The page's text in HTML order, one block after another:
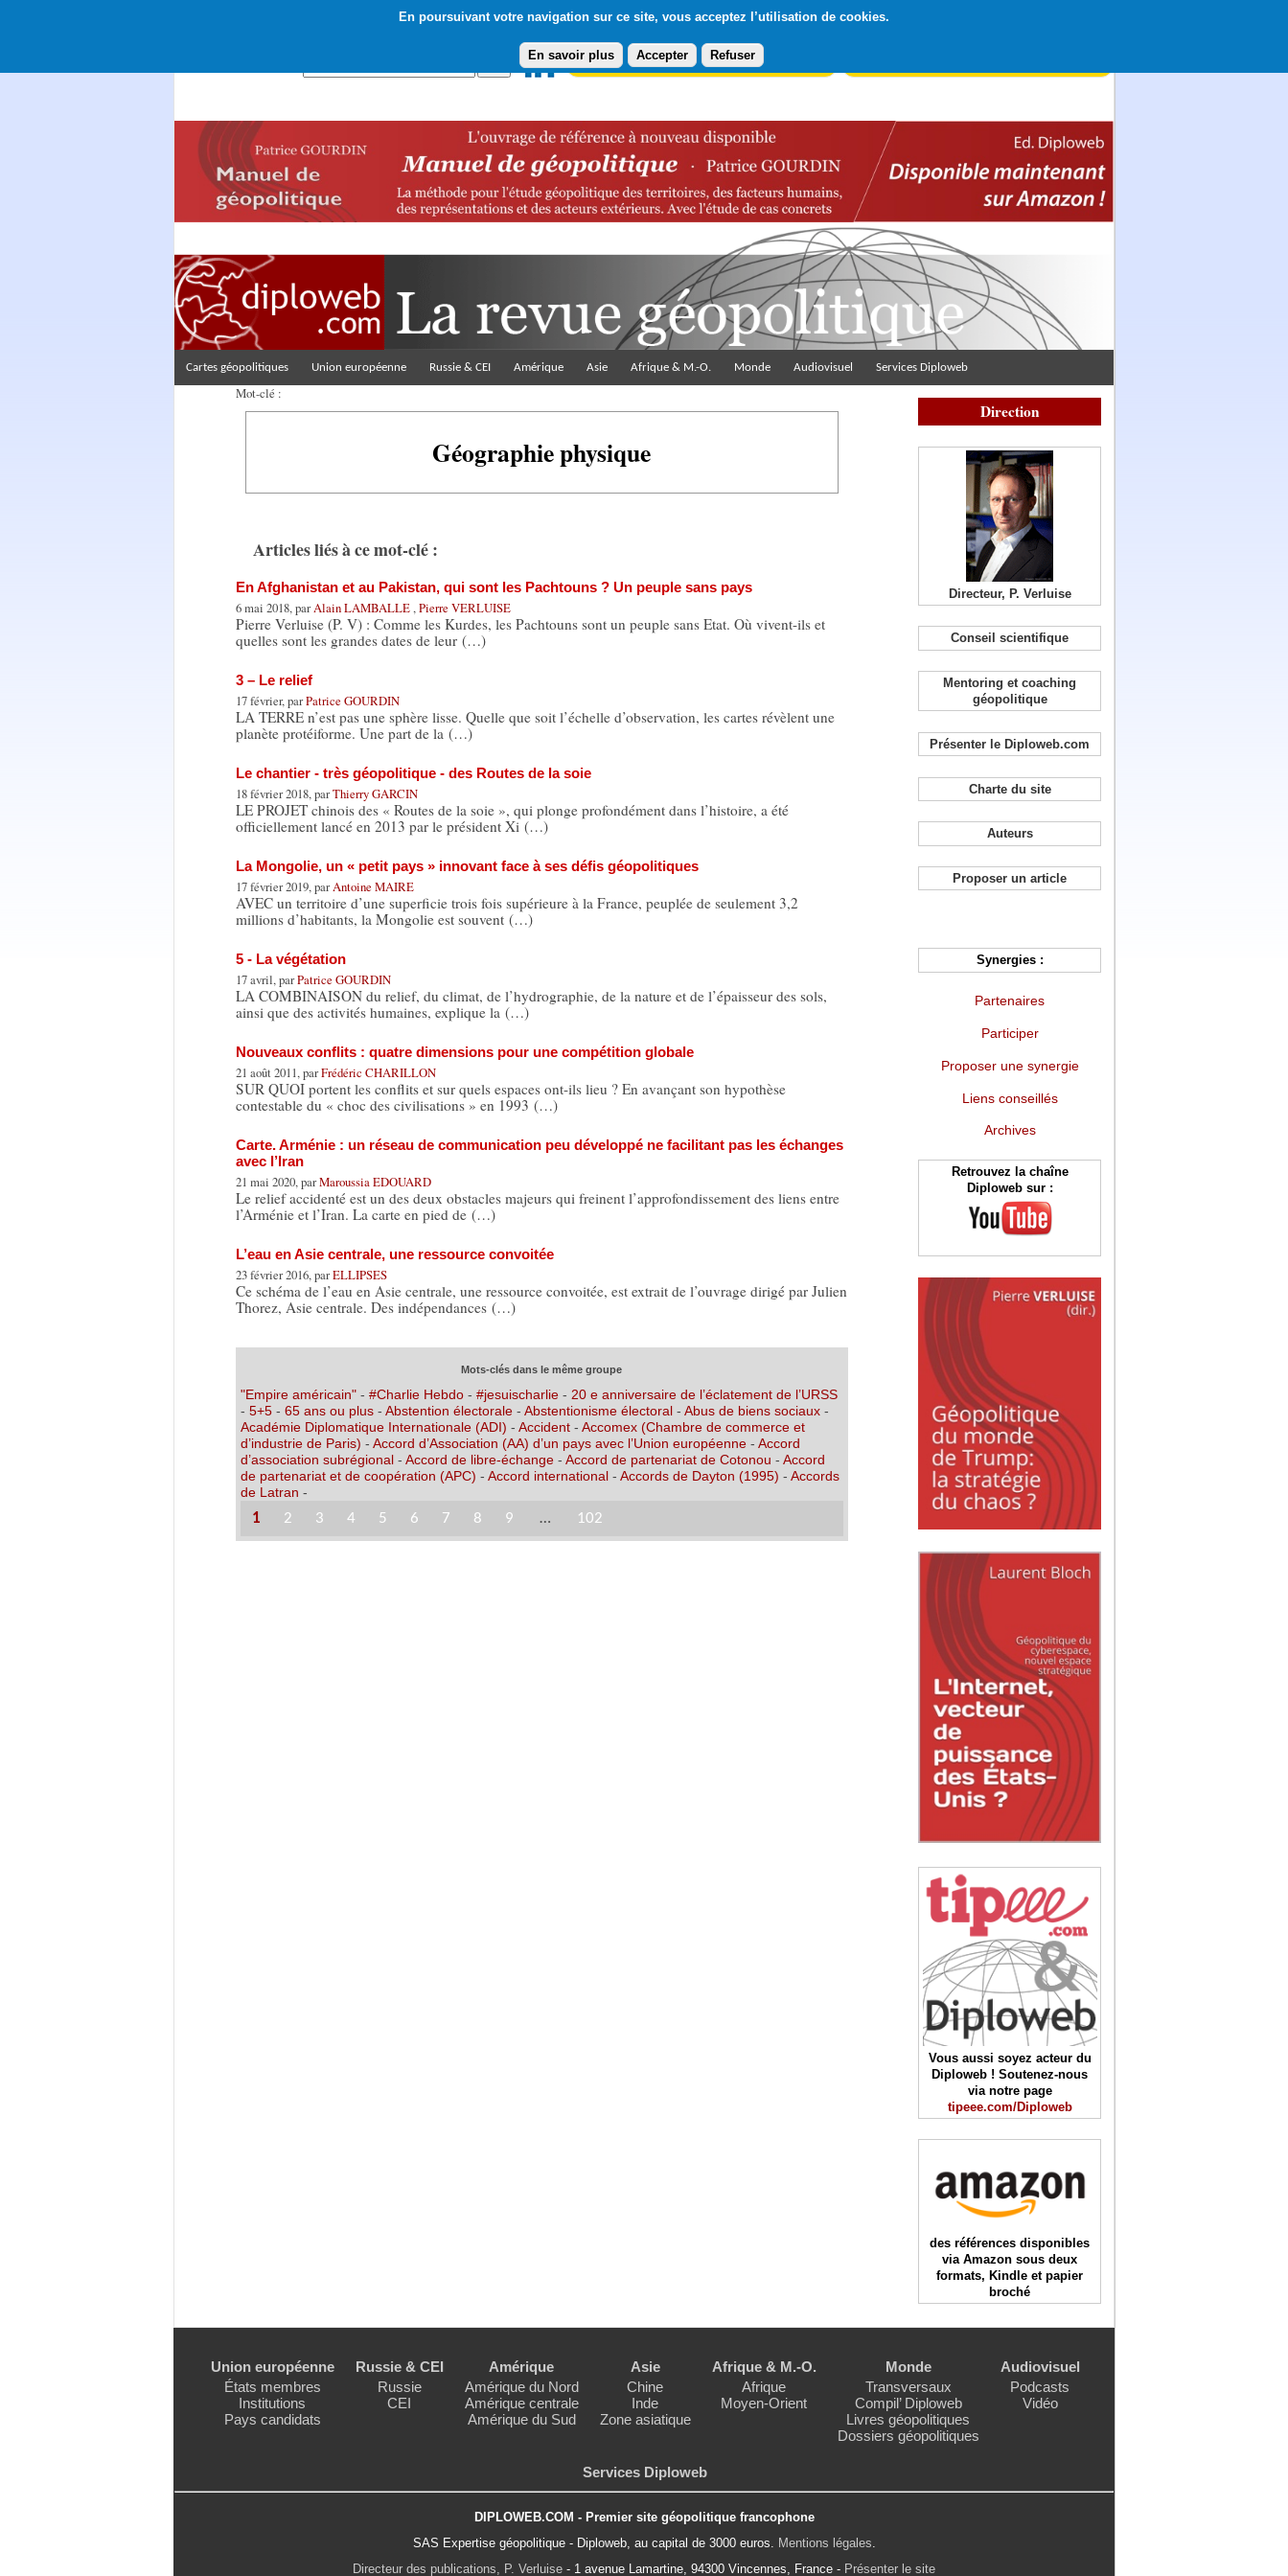
En poursuivant votre navigation sur ce site, vous acceptez l’utilisation de cookies.
En savoir plus Accepter Refuser
Abonnement gratuit à la Lettre du Diploweb
Cartes géopolitiques Union européenne Russie & CEI Amérique Asie Afrique & M.-O. Monde Audiovisuel Services Diploweb
Mot-clé :
Géographie physique
Articles liés à ce mot-clé :
En Afghanistan et au Pakistan, qui sont les Pachtouns ? Un peuple sans pays
6 mai 2018, parAlain LAMBALLE,Pierre VERLUISE
Pierre Verluise (P. V) : Comme les Kurdes, les Pachtouns sont un peuple sans Etat. Où vivent-ils et
quelles sont les grandes dates de leur (…)
3 – Le relief
17 février, parPatrice GOURDIN
LA TERRE n’est pas une sphère lisse. Quelle que soit l’échelle d’observation, les cartes révèlent une
planète protéiforme. Une part de la (…)
Le chantier - très géopolitique - des Routes de la soie
18 février 2018, parThierry GARCIN
LE PROJET chinois des « Routes de la soie », qui plonge profondément dans l’histoire, a été
officiellement lancé en 2013 par le président Xi (…)
La Mongolie, un « petit pays » innovant face à ses défis géopolitiques
17 février 2019, parAntoine MAIRE
AVEC un territoire d’une superficie trois fois supérieure à la France, peuplée de seulement 3,2
millions d’habitants, la Mongolie est souvent (…)
5 - La végétation
17 avril, parPatrice GOURDIN
LA COMBINAISON du relief, du climat, de l’hydrographie, de la nature et de l’épaisseur des sols,
ainsi que des activités humaines, explique la (…)
Nouveaux conflits : quatre dimensions pour une compétition globale
21 août 2011, parFrédéric CHARILLON
SUR QUOI portent les conflits et sur quels espaces ont-ils lieu ? En avançant son hypothèse
contestable du « choc des civilisations » en 1993 (…)
Carte. Arménie : un réseau de communication peu développé ne facilitant pas les échanges
avec l’Iran
21 mai 2020, parMaroussia EDOUARD
Le relief accidenté est un des deux obstacles majeurs qui freinent l’approfondissement des liens entre
l’Arménie et l’Iran. La carte en pied de (…)
L’eau en Asie centrale, une ressource convoitée
23 février 2016, parELLIPSES
Ce schéma de l’eau en Asie centrale, une ressource convoitée, est extrait de l’ouvrage dirigé par Julien
Thorez, Asie centrale. Des indépendances (…)
Mots-clés dans le même groupe
"Empire américain"- #Charlie Hebdo- #jesuischarlie- 20 e anniversaire de l’éclatement de l’URSS
- 5+5- 65 ans ou plus- Abstention électorale- Abstentionisme électoral- Abus de biens sociaux-
Académie Diplomatique Internationale (ADI) - Accident- Accomex (Chambre de commerce et
d’industrie de Paris) - Accord d’Association (AA) d’un pays avec l’Union européenne- Accord
d’association subrégional- Accord de libre-échange- Accord de partenariat de Cotonou - Accord
de partenariat et de coopération (APC) - Accord international- Accords de Dayton (1995) - Accords
de Latran -
1 2 3 4 5 6 7 8 9 … 102
Direction
Directeur, P. Verluise
Conseil scientifique
Mentoring et coaching
géopolitique
Présenter le Diploweb.com
Charte du site
Auteurs
Proposer un article
Synergies :
Partenaires
Participer
Proposer une synergie
Liens conseillés
Archives
Retrouvez la chaîne
Diploweb sur :
Vous aussi soyez acteur du
Diploweb ! Soutenez-nous
via notre page
tipeee.com/Diploweb
des références disponibles
via Amazon sous deux
formats, Kindle et papier
broché
Union européenne
États membres
Institutions
Pays candidats
Russie & CEI
Russie
CEI
Amérique
Amérique du Nord
Amérique centrale
Amérique du Sud
Asie
Chine
Inde
Zone asiatique
Afrique & M.-O.
Afrique
Moyen-Orient
Monde
Transversaux
Compil’ Diploweb
Livres géopolitiques
Dossiers géopolitiques
Audiovisuel
Podcasts
Vidéo
Services Diploweb
DIPLOWEB.COM - Premier site géopolitique francophone
SAS Expertise géopolitique - Diploweb, au capital de 3000 euros.
Mentions légales
Directeur des publications, P. Verluise - 1 avenue Lamartine, 94300 Vincennes, France - Présenter le site